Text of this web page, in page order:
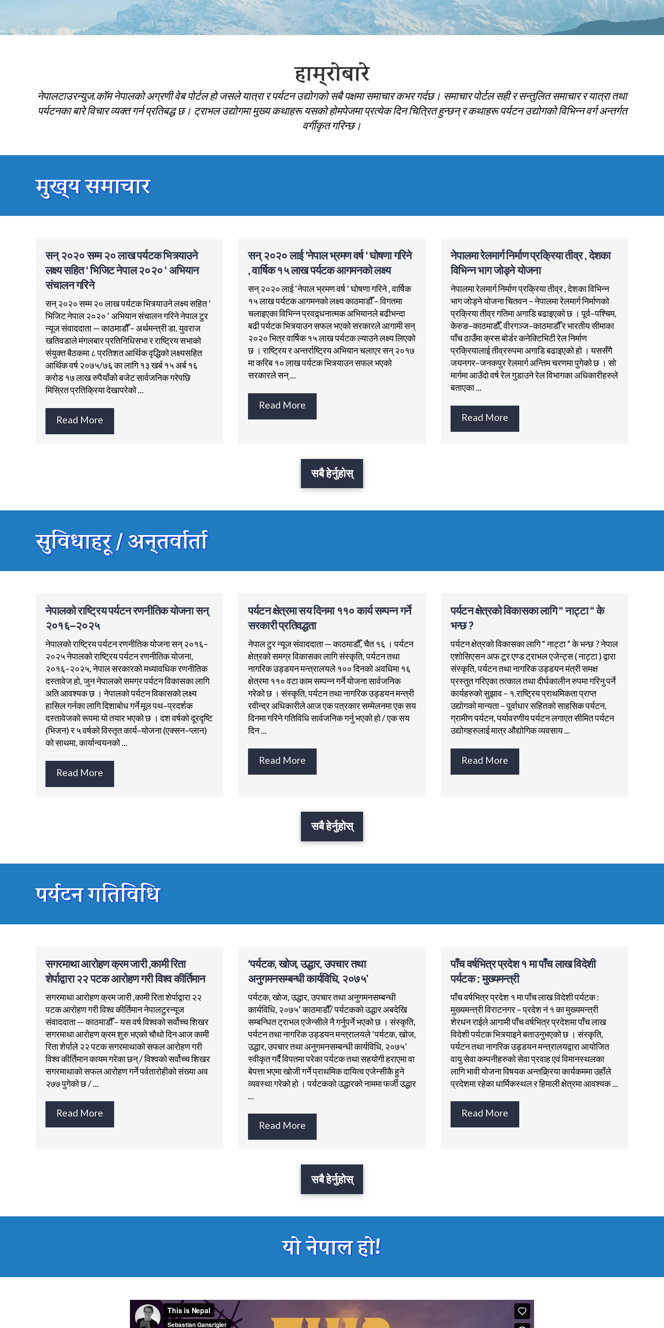
हाम्रोबारे
नेपालटाउरन्युज.कॉम नेपालको अग्रणी वेब पोर्टल हो जसले यात्रा र पर्यटन उद्योगको सबै पक्षमा समाचार कभर गर्दछ। समाचार पोर्टल सही र सन्तुलित समाचार र यात्रा तथा
पर्यटनका बारे विचार व्यक्त गर्न प्रतिबद्ध छ। ट्राभल उद्योगमा मुख्य कथाहरू यसको होमपेजमा प्रत्येक दिन चित्रित हुन्छन् र कथाहरू पर्यटन उद्योगको विभिन्न वर्ग अन्तर्गत
वर्गीकृत गरिन्छ।
मुख्य समाचार
सन् २०२० सम्म २० लाख पर्यटक भित्र्याउने
लक्ष्य सहित ‘ भिजिट नेपाल २०२० ‘ अभियान
संचालन गरिने
सन् २०२० सम्म २० लाख पर्यटक भित्र्याउने लक्ष्य सहित ‘
भिजिट नेपाल २०२० ‘ अभियान संचालन गरिने नेपाल टुर
न्यूज संवाददाता — काठमाडौँ – अर्थमन्त्री डा. युवराज
खतिवडाले मंगलबार प्रतिनिधिसभा र राष्ट्रिय सभाको
संयुक्त बैठकमा ८ प्रतिशत आर्थिक वृद्धिको लक्ष्यसहित
आर्थिक वर्ष २०७५/७६ का लागि १३ खर्ब १५ अर्ब १६
करोड १७ लाख रुपैयाँको बजेट सार्वजनिक गरेपछि
मिस्रित प्रतिक्रिया देखापरेको ...
Read More
सन् २०२० लाई ‘नेपाल भ्रमण वर्ष ‘ घोषणा गरिने
, वार्षिक १५ लाख पर्यटक आगमनको लक्ष्य
सन् २०२० लाई ‘नेपाल भ्रमण वर्ष ‘ घोषणा गरिने , वार्षिक
१५ लाख पर्यटक आगमनको लक्ष्य काठमाडौँ – विगतमा
चलाइएका विभिन्न प्रवद्र्धनात्मक अभियानले बढीभन्दा
बढी पर्यटक भित्र्याउन सफल भएको सरकारले आगामी सन्
२०२० भित्र वार्षिक १५ लाख पर्यटक ल्याउने लक्ष्य लिएको
छ । राष्ट्रिय र अन्तर्राष्ट्रिय अभियान चलाएर सन् २०१७
मा करिब १० लाख पर्यटक भित्र्याउन सफल भएको
सरकारले सन् ...
Read More
नेपालमा रेलमार्ग निर्माण प्रक्रिया तीव्र , देशका
विभिन्न भाग जोड्ने योजना
नेपालमा रेलमार्ग निर्माण प्रक्रिया तीव्र , देशका विभिन्न
भाग जोड्ने योजना चितवन – नेपालमा रेलमार्ग निर्माणको
प्रक्रिया तीव्र गतिमा अगाडि बढाइएको छ । पूर्व–पश्चिम,
केरुङ–काठमाडौँ, वीरगञ्ज–काठमाडौँ र भारतीय सीमाका
पाँच ठाउँमा क्रस बोर्डर कनेक्टिभिटी रेल निर्माण
प्रक्रियालाई तीव्ररुपमा अगाडि बढाइएको हो । यससँगै
जयनगर–जनकपुर रेलमार्ग अन्तिम चरणमा पुगेको छ । सो
मार्गमा आउँदो वर्ष रेल गुडाउने रेल विभागका अधिकारीहरुले
बताएका ...
Read More
सबै हेर्नुहोस्
सुविधाहरू / अन्तर्वार्ता
नेपालको राष्ट्रिय पर्यटन रणनीतिक योजना सन्
२०१६–२०२५
नेपालको राष्ट्रिय पर्यटन रणनीतिक योजना सन् २०१६–
२०२५ नेपालको राष्ट्रिय पर्यटन रणनीतिक योजना,
२०१६–२०२५, नेपाल सरकारको मध्यावधिक रणनीतिक
दस्तावेज हो, जुन नेपालको समग्र पर्यटन विकासका लागि
अति आवश्यक छ । नेपालको पर्यटन विकासको लक्ष्य
हासिल गर्नका लागि दिशाबोध गर्ने मूल पथ–प्रदर्शक
दस्तावेजको रूपमा यो तयार भएको छ । दश वर्षको दूरदृष्टि
(भिजन) र ५ वर्षको विस्तृत कार्य–योजना (एक्सन–प्लान)
को साथमा, कार्यान्वयनको ...
Read More
पर्यटन क्षेत्रमा सय दिनमा ११० कार्य सम्पन्न गर्ने
सरकारी प्रतिवद्धता
नेपाल टुर न्यूज संवाददाता — काठमाडौँ, चैत १६ । पर्यटन
क्षेत्रको समग्र विकासका लागि संस्कृति, पर्यटन तथा
नागरिक उड्डयन मन्त्रालयले १०० दिनको अवधिमा १६
क्षेत्रमा ११० वटा काम सम्पन्न गर्ने योजना सार्वजनिक
गरेको छ । संस्कृति, पर्यटन तथा नागरिक उड्डयन मन्त्री
रवीन्द्र अधिकारीले आज एक पत्रकार सम्मेलनमा एक सय
दिनमा गरिने गतिविधि सार्वजनिक गर्नु भएको हो / एक सय
दिन ...
Read More
पर्यटन क्षेत्रको विकासका लागि “ नाट्टा “ के
भन्छ ?
पर्यटन क्षेत्रको विकासका लागि “ नाट्टा “ के भन्छ ? नेपाल
एशोसिएसन अफ टूर एण्ड ट्राभल एजेन्ट्स ( नाट्टा ) द्वारा
संस्कृति, पर्यटन तथा नागरिक उड्डयन मंत्री समक्ष
प्रस्तुत गरिएका तत्काल तथा दीर्घकालीन रुपमा गरिनु पर्ने
कार्यहरुको सुझाव – १.राष्ट्रिय प्राथमिकता प्राप्त
उद्योगको मान्यता – पूर्वाधार सहितको साहसिक पर्यटन,
ग्रामीण पर्यटन, पर्यावरणीय पर्यटन लगाएत सीमित पर्यटन
उद्योगहरुलाई मात्र औद्योगिक व्यवसाय ...
Read More
सबै हेर्नुहोस्
पर्यटन गतिविधि
सगरमाथा आरोहण क्रम जारी ,कामी रिता
शेर्पाद्वारा २२ पटक आरोहण गरी विश्व कीर्तिमान
सगरमाथा आरोहण क्रम जारी ,कामी रिता शेर्पाद्वारा २२
पटक आरोहण गरी विश्व कीर्तिमान नेपालटुरन्यूज
संवाददाता — काठमाडौँ – यस वर्ष विश्वको सर्वोच्च शिखर
सगरमाथा आरोहण क्रम शुरु भएको चौथो दिन आज कामी
रिता शेर्पाले २२ पटक सगरमाथाको सफल आरोहण गरी
विश्व कीर्तिमान कायम गरेका छन् / विश्वको सर्वोच्च शिखर
सगरमाथाको सफल आरोहण गर्ने पर्वतारोहीको संख्या अव
२७७ पुगेको छ / ...
Read More
‘पर्यटक, खोज, उद्धार, उपचार तथा
अनुगमनसम्बन्धी कार्यविधि, २०७५’
पर्यटक, खोज, उद्धार, उपचार तथा अनुगमनसम्बन्धी
कार्यविधि, २०७५’ काठमाडौँ/ पर्यटकको उद्धार अबदेखि
सम्बन्धित ट्राभल एजेन्सीले नै गर्नुपर्ने भएको छ । संस्कृति,
पर्यटन तथा नागरिक उड्डयन मन्त्रालयले ‘पर्यटक, खोज,
उद्धार, उपचार तथा अनुगमनसम्बन्धी कार्यविधि, २०७५’
स्वीकृत गर्दै विपतमा परेका पर्यटक तथा सहयोगी हराएमा वा
बेपत्ता भएमा खोजी गर्ने प्राथमिक दायित्व एजेन्सीकै हुने
व्यवस्था गरेको हो । पर्यटकको उद्धारको नाममा फर्जी उद्धार
...
Read More
पाँच वर्षभित्र प्रदेश १ मा पाँच लाख विदेशी
पर्यटक : मुख्यमन्त्री
पाँच वर्षभित्र प्रदेश १ मा पाँच लाख विदेशी पर्यटक :
मुख्यमन्त्री विराटनगर – प्रदेश नं १ का मुख्यमन्त्री
शेरधन राईले आगामी पाँच वर्षभित्र प्रदेशमा पाँच लाख
विदेशी पर्यटक भित्र्याइने बताउनुभएको छ । संस्कृति,
पर्यटन तथा नागरिक उड्डयन मन्त्रालयद्वारा आयोजित
वायु सेवा कम्पनीहरुको सेवा प्रवाह एवं विमानस्थलका
लागि भावी योजना विषयक अन्तक्र्रिया कार्यकममा उहाँले
प्रदेशमा रहेका धार्मिकस्थल र हिमाली क्षेत्रमा आवश्यक ...
Read More
सबै हेर्नुहोस्
यो नेपाल हो!